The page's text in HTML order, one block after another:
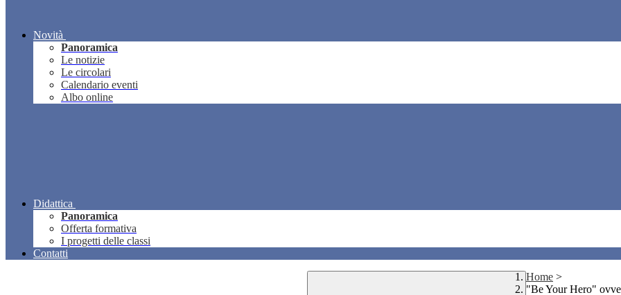
Novità
Panoramica
Le notizie
Le circolari
Calendario eventi
Albo online
Didattica
Panoramica
Offerta formativa
I progetti delle classi
Contatti
Home >
"Be Your Hero"